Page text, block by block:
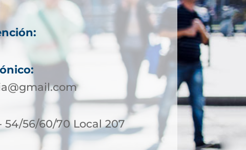
54/56/60/70 Local 207